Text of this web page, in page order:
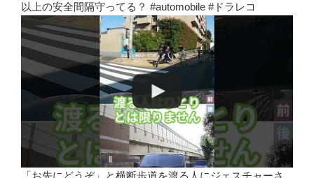
以上の安全間隔守ってる？ #automobile #ドラレコ